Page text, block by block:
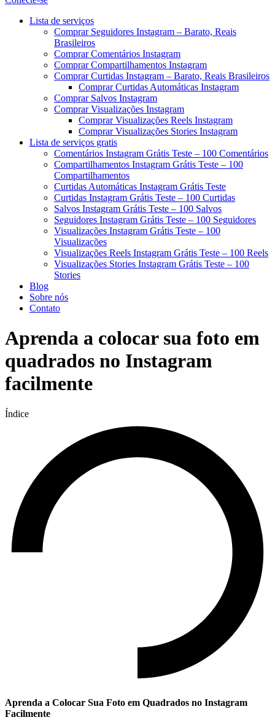
Menu
Lista de serviços
Comprar Seguidores Instagram – Barato, Reais
Brasileiros
Comprar Comentários Instagram
Comprar Compartilhamentos Instagram
Comprar Curtidas Instagram – Barato, Reais Brasileiros
Comprar Curtidas Automáticas Instagram
Comprar Salvos Instagram
Comprar Visualizações Instagram
Comprar Visualizações Reels Instagram
Comprar Visualizações Stories Instagram
Lista de serviços gratis
Comentários Instagram Grátis Teste – 100 Comentários
Compartilhamentos Instagram Grátis Teste – 100
Compartilhamentos
Curtidas Automáticas Instagram Grátis Teste
Curtidas Instagram Grátis Teste – 100 Curtidas
Salvos Instagram Grátis Teste – 100 Salvos
Seguidores Instagram Grátis Teste – 100 Seguidores
Visualizações Instagram Grátis Teste – 100
Visualizações
Visualizações Reels Instagram Grátis Teste – 100 Reels
Visualizações Stories Instagram Grátis Teste – 100
Stories
Blog
Sobre nós
Contato
Aprenda a colocar sua foto em
quadrados no Instagram
facilmente
Índice
Aprenda a Colocar ‍Sua Foto‍ em Quadrados no Instagram
Facilmente